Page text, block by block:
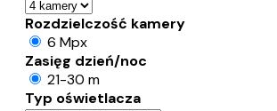
Rozdzielczość kamery
6 Mpx
Zasięg dzień/noc
21-30 m
Typ oświetlacza